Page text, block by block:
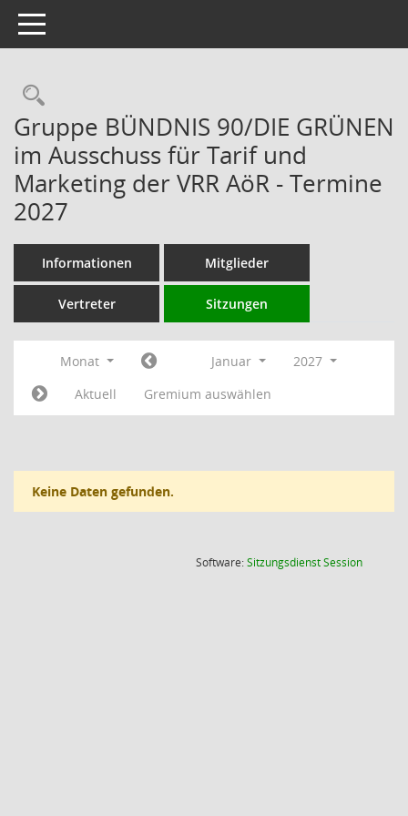
Toggle navigation
Rechercheauswahl
Gruppe BÜNDNIS 90/DIE GRÜNEN
im Ausschuss für Tarif und
Marketing der VRR AöR - Termine
2027
Informationen Mitglieder
Vertreter Sitzungen
Monat Januar
2027
Aktuell
Gremium auswählen
Keine Daten gefunden.
Software:SitzungsdienstSession(Wird in